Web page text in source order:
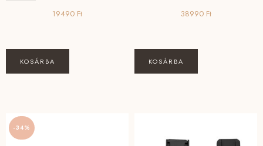
19490 Ft
KOSÁRBA
38990 Ft
KOSÁRBA
-34%